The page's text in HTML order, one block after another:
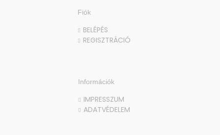
Információk
IMPRESSZUM
ADATVÉDELEM
Fiók
BELÉPÉS
REGISZTRÁCIÓ